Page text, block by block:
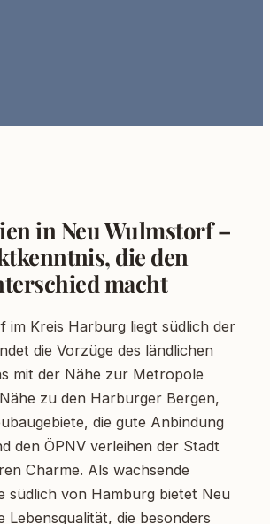
in Neu Wulmstorf –
die den
macht
im Kreis Harburg liegt südlich der
die Vorzüge des ländlichen
mit der Nähe zur Metropole
zu den Harburger Bergen,
die gute Anbindung
den ÖPNV verleihen der Stadt
Charme. Als wachsende
südlich von Hamburg bietet Neu
Lebensqualität, die besonders